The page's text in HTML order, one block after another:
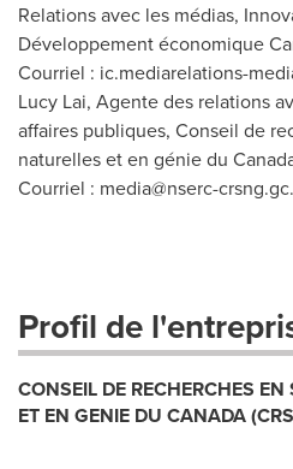
Relations avec les médias,
Développement économique
Courriel : ic.mediarelations-
Lucy Lai, Agente des relations
affaires publiques, Conseil de
naturelles et en génie du
Courriel : media@nserc-
Profil de
CONSEIL DE RECHERCHES
ET EN GENIE DU CANADA